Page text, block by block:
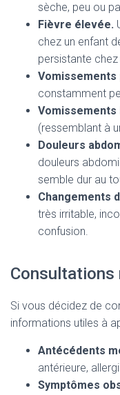
sèche, peu ou
Fièvre élevée.
chez un enfant
persistante
constamment
Vomissements
(ressemblant à
Douleurs
douleurs
semble dur au
Changements
très irritable,
confusion.
Consultations
Si vous décidez de
informations utiles à
Antécédents
antérieure,
Symptômes